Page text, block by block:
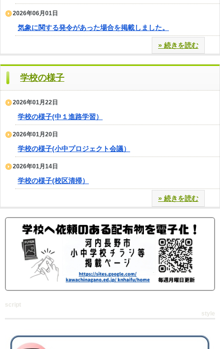
2026年06月01日
気象に関する発令があった場合を掲載しました。
» 続きを読む
学校の様子
2026年01月22日
学校の様子(中１進路学習）
2026年01月20日
学校の様子(小中プロジェクト会議）
2026年01月14日
学校の様子(校区清掃）
» 続きを読む
script
style